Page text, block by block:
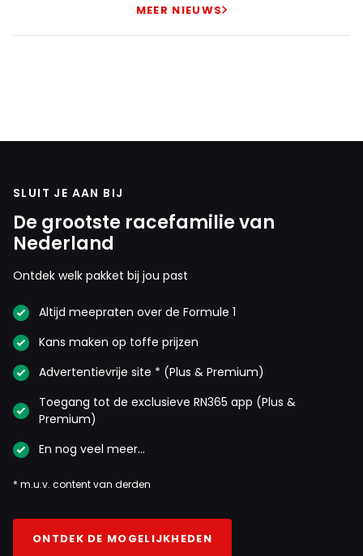
MEER NIEUWS
SLUIT JE AAN BIJ
De grootste racefamilie van
Nederland
Ontdek welk pakket bij jou past
Altijd meepraten over de Formule 1
Kans maken op toffe prijzen
Advertentievrije site * (Plus & Premium)
Toegang tot de exclusieve RN365 app (Plus &
Premium)
En nog veel meer…
* m.u.v. content van derden
ONTDEK DE MOGELIJKHEDEN